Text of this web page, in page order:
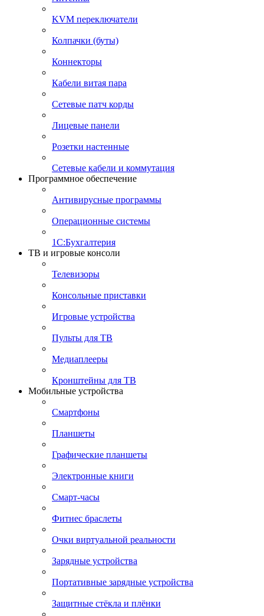
KVM переключатели
Колпачки (буты)
Коннекторы
Кабели витая пара
Сетевые патч корды
Лицевые панели
Розетки настенные
Сетевые кабели и коммутация
Программное обеспечение
Антивирусные программы
Операционные системы
1С:Бухгалтерия
ТВ и игровые консоли
Телевизоры
Консольные приставки
Игровые устройства
Пульты для ТВ
Медиаплееры
Кронштейны для ТВ
Мобильные устройства
Смартфоны
Планшеты
Графические планшеты
Электронные книги
Смарт-часы
Фитнес браслеты
Очки виртуальной реальности
Зарядные устройства
Портативные зарядные устройства
Защитные стёкла и плёнки